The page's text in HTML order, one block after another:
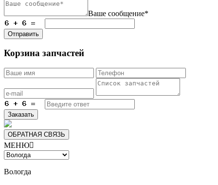
Ваше сообщение*
Отправить
Корзина запчастей
Заказать
ОБРАТНАЯ СВЯЗЬ
МЕНЮ
Вологда